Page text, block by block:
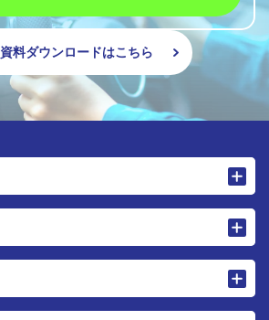
資料ダウンロードはこちら